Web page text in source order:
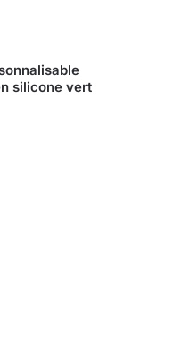
silicone vert